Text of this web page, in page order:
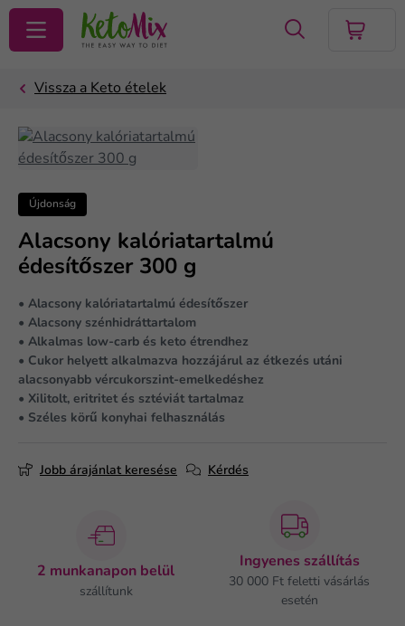
KERESÉS
Újdonság
Alacsony kalóriatartalmú
édesítőszer 300 g
• Alacsony kalóriatartalmú édesítőszer
• Alacsony szénhidráttartalom
• Alkalmas low-carb és keto étrendhez
• Cukor helyett alkalmazva hozzájárul az étkezés utáni
alacsonyabb vércukorszint-emelkedéshez
• Xilitolt, eritritet és sztéviát tartalmaz
• Széles körű konyhai felhasználás
Jobb árajánlat keresése Kérdés
2 munkanapon belül
szállítunk
Ingyenes szállítás
30 000 Ft feletti vásárlás
esetén